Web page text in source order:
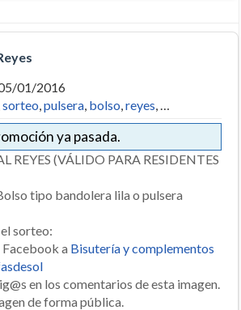
01/2016
sorteo,pulsera, bolso,reyes, …
ya pasada.
REYES (VÁLIDO PARA RESIDENTES
tipo bandolera lila o pulsera
sorteo:
Facebook a Bisutería y complementos
en los comentarios de esta imagen.
de forma pública.